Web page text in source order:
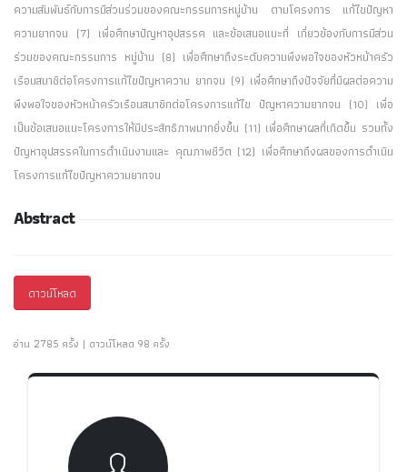
ความสัมพันธ์กับการมีส่วนร่วมของคณะกรรมการหมู่บ้าน ตามโครงการ แก้ไขปัญหา
ความยากจน (7) เพื่อศึกษาปัญหาอุปสรรค และข้อเสนอแนะที่ เกี่ยวข้องกับการมีส่วน
ร่วมของคณะกรรมการ หมู่บ้าน (8) เพื่อศึกษาถึงระดับความพึงพอใจของหัวหน้าครัว
เรือนสมาชิต่อโครงการแก้ไขปัญหาความ ยากจน (9) เพื่อศึกษาถึงปัจจัยที่มีผลต่อความ
พึงพอใจของหัวหน้าครัวเรือนสมาชิกต่อโครงการแก้ไข ปัญหาความยากจน (10) เพื่อ
เป็นข้อเสนอแนะโครงการให้มีประสิทธิภาพมากยิ่งขึ้น (11) เพื่อศึกษาผลที่เกิดขึ้น รวมทั้ง
ปัญหาอุปสรรคในการดำเนินงานและ คุณภาพชีวิต (12) เพื่อศึกษาถึงผลของการดำเนิน
โครงการแก้ไขปัญหาความยากจน
Abstract
ดาวน์โหลด
อ่าน 2785 ครั้ง | ดาวน์โหลด 98 ครั้ง